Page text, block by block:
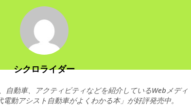
シクロライダー
自動車、アクティビティなどを紹介しているWebメディ
動アシスト自動車がよくわかる本」が好評発売中。